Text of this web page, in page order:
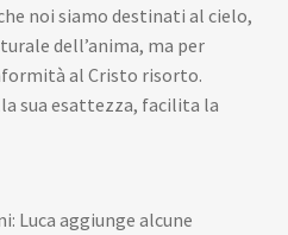
noi siamo destinati al cielo,
dell’anima, ma per
al Cristo risorto.
sua esattezza, facilita la
Luca aggiunge alcune